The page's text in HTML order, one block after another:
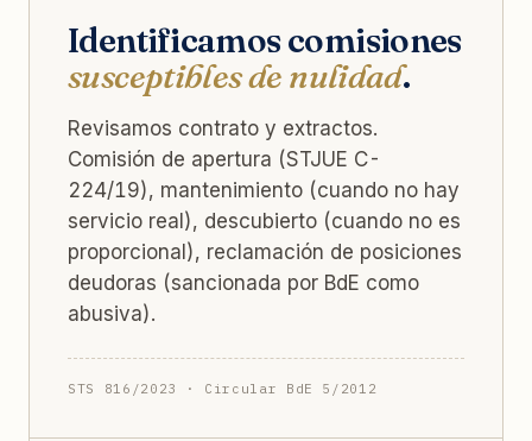
Identificamos comisiones
susceptibles de nulidad.
Revisamos contrato y extractos.
Comisión de apertura (STJUE C-
224/19), mantenimiento (cuando no hay
servicio real), descubierto (cuando no es
proporcional), reclamación de posiciones
deudoras (sancionada por BdE como
abusiva).
STS 816/2023 · Circular BdE 5/2012